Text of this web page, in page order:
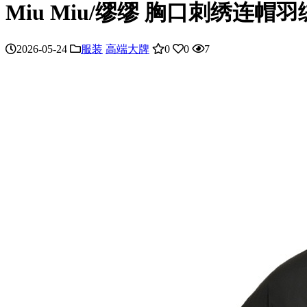
Miu Miu/缪缪 胸口刺绣连帽羽
2026-05-24 服装 高端大牌 0 0 7